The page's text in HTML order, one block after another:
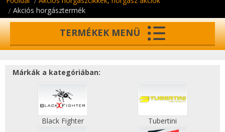
Akciós horgásztermék
TERMÉKEK MENÜ
Márkák a kategóriában:
Black Fighter Tubertini